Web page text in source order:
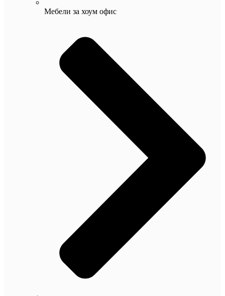
Мебели за хоум офис